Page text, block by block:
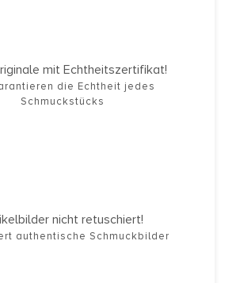
mit Echtheitszertifikat!
die Echtheit jedes
Schmuckstücks
nicht retuschiert!
authentische Schmuckbilder